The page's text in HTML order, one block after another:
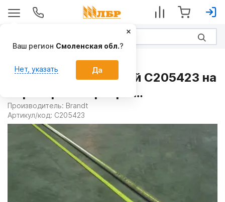
Болт регулировочный C205423 на
стационарные
Производитель: Brandt
Артикул/код: C205423
Ваш регион Смоленская обл.?
Нет, указать Да